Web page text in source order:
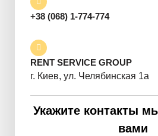
+38 (068) 1-774-774
RENT SERVICE GROUP
г. Киев, ул. Челябинская 1а
Укажите контакты
вами